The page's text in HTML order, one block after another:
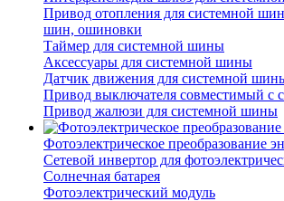
Привод отопления для системной
шин, ошиновки
Таймер для системной шины
Аксессуары для системной шины
Датчик движения для системной
Привод выключателя совместимый с
Привод жалюзи для системной шины
Фотоэлектрическое преобразование
Сетевой инвертор для
Солнечная батарея
Фотоэлектрический модуль